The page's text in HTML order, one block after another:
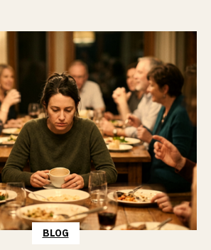
BLOG